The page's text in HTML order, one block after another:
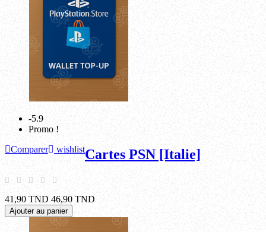
-5.9
Promo !
Comparer
wishlistCartes PSN [Italie]
41,90 TND 46,90 TND
Ajouter au panier